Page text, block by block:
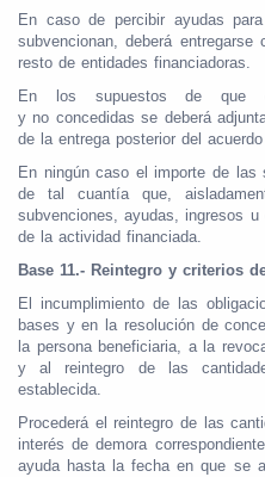
En caso de percibir ayudas
subvencionan, deberá
resto de entidades financiadoras.
En los supuestos de que
y no concedidas se deberá
de la entrega posterior del
En ningún caso el importe de las
de tal cuantía que,
subvenciones, ayudas, ingresos
de la actividad financiada.
Base 11.- Reintegro y criterios
El incumplimiento de las
bases y en la resolución de
la persona beneficiaria, a la
y al reintegro de las
establecida.
Procederá el reintegro de las
interés de demora
ayuda hasta la fecha en que se